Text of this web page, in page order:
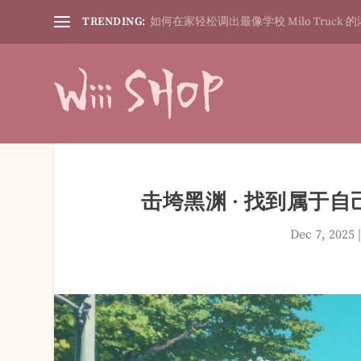
TRENDING: 如何在家轻松调出最像学校 Milo Truck 的
击垮黑渊 · 找到属于
Dec 7, 2025